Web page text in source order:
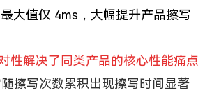
大值仅 4ms，大幅提升产品擦写
性解决了同类产品的核心性能痛点
擦写次数累积出现擦写时间显著